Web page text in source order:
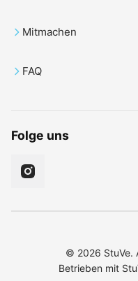
Mitmachen
FAQ
Folge uns
© 2026 StuVe.
Betrieben mit